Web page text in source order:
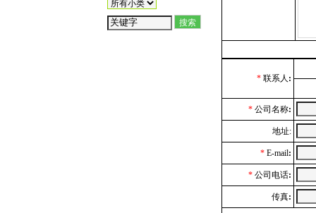
* 联系人 :
* 公司名称:
地址:
* E-mail:
* 公司电话:
传真: